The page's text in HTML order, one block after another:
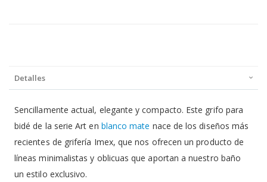
Detalles
Sencillamente actual, elegante y compacto. Este grifo para
bidé de la serie Art en blanco mate nace de los diseños más
recientes de grifería Imex, que nos ofrecen un producto de
líneas minimalistas y oblicuas que aportan a nuestro baño
un estilo exclusivo.